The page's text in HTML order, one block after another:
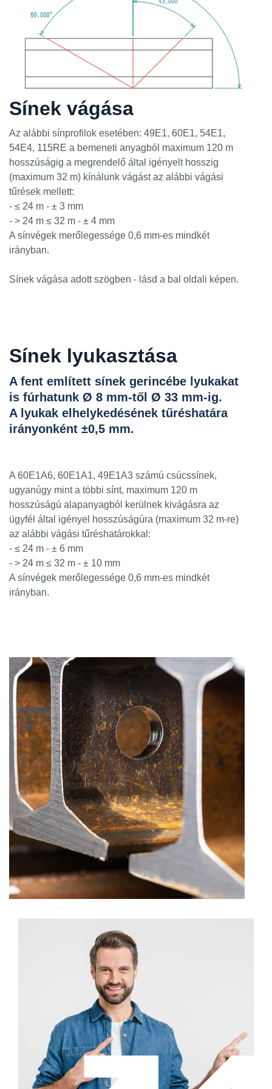
Sínek vágása
Az alábbi sínprofilok esetében: 49E1, 60E1, 54E1,
54E4, 115RE a bemeneti anyagból maximum 120 m
hosszúságig a megrendelő által igényelt hosszig
(maximum 32 m) kínálunk vágást az alábbi vágási
tűrések mellett:
- ≤ 24 m - ± 3 mm
- > 24 m ≤ 32 m - ± 4 mm
A sínvégek merőlegessége 0,6 mm-es mindkét
irányban.
Sínek vágása adott szögben - lásd a bal oldali képen.
Sínek lyukasztása
A fent említett sínek gerincébe lyukakat
is fúrhatunk Ø 8 mm-től Ø 33 mm-ig.
A lyukak elhelykedésének tűréshatára
irányonként ±0,5 mm.
A 60E1A6, 60E1A1, 49E1A3 számú csúcssínek,
ugyanúgy mint a többi sínt, maximum 120 m
hosszúságú alapanyagból kerülnek kivágásra az
ügyfél által igényel hosszúságúra (maximum 32 m-re)
az alábbi vágási tűréshatárokkal:
- ≤ 24 m - ± 6 mm
- > 24 m ≤ 32 m - ± 10 mm
A sínvégek merőlegessége 0,6 mm-es mindkét
irányban.